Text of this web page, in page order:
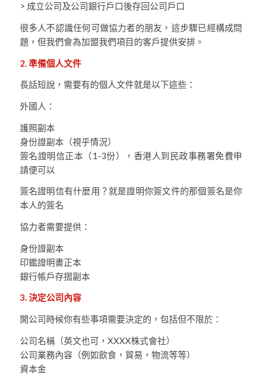
> 成立公司及公司銀行戶口後存回公司戶口
很多人不認識任何可做協力者的朋友，這步驟已經構成問
題，但我們會為加盟我們項目的客戶提供安排。
2. 準備個人文件
長話短說，需要有的個人文件就是以下這些：
外國人：
護照副本
身份證副本（視乎情況）
簽名證明信正本（1-3份），香港人到民政事務署免費申
請便可以
簽名證明信有什麼用？就是證明你簽文件的那個簽名是你
本人的簽名
協力者需要提供：
身份證副本
印鑑證明書正本
銀行帳戶存摺副本
3. 決定公司內容
開公司時候你有些事項需要決定的，包括但不限於：
公司名稱（英文也可，XXXX株式會社）
公司業務內容（例如飲食，貿易，物流等等）
資本金